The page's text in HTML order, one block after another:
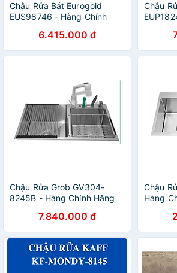
Chậu Rửa Bát Eurogold
EUS98746 - Hàng Chính
6.415.000 đ
Chậu
Chậu Rửa Grob GV304-
8245B - Hàng Chính Hãng
7.840.000 đ
Chậu
Hàng